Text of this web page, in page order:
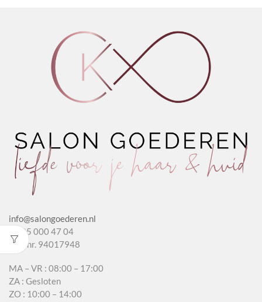
info@salongoederen.nl
T 085 000 47 04
KvK nr. 94017948
MA – VR : 08:00 – 17:00
ZA : Gesloten
ZO : 10:00 – 14:00